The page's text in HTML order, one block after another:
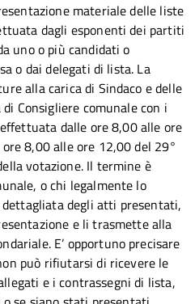
materiale delle liste
dagli esponenti dei partiti
uno o più candidati o
o dai delegati di lista. La
alla carica di Sindaco e delle
Consigliere comunale con i
dalle ore 8,00 alle ore
8,00 alle ore 12,00 del 29°
votazione. Il termine è
o chi legalmente lo
degli atti presentati,
e li trasmette alla
E’ opportuno precisare
può rifiutarsi di ricevere le
e i contrassegni di lista,